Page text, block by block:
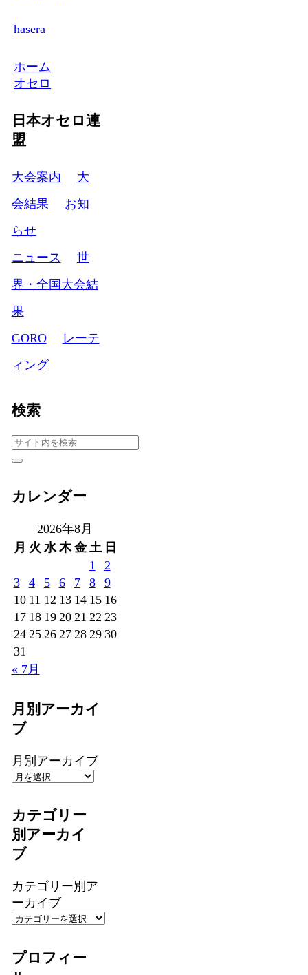
hasera
ホーム
オセロ
日本オセロ連
盟
大会案内
大
会結果
お知
らせ
ニュース
世
界・全国大会結
果
GORO
レーテ
ィング
検索
カレンダー
2026年8月
月 火 水 木 金 土 日
1
2
3
4 5 6 7 8
9
10 11 12 13 14 15 16
17 18 19 20 21 22 23
24 25 26 27 28 29 30
31
« 7月
月別アーカイ
ブ
月別アーカイブ
カテゴリー
別アーカイ
ブ
カテゴリー別ア
ーカイブ
プロフィー